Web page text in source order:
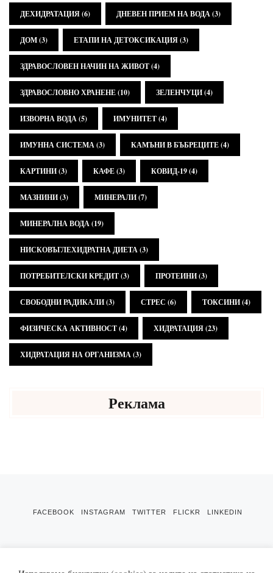
ДЕХИДРАТАЦИЯ(6) ДНЕВЕН ПРИЕМ НА ВОДА(3)
ДОМ(3) ЕТАПИ НА ДЕТОКСИКАЦИЯ(3)
ЗДРАВОСЛОВЕН НАЧИН НА ЖИВОТ(4)
ЗДРАВОСЛОВНО ХРАНЕНЕ(10) ЗЕЛЕНЧУЦИ(4)
ИЗВОРНА ВОДА(5) ИМУНИТЕТ(4)
ИМУННА СИСТЕМА(3) КАМЪНИ В БЪБРЕЦИТЕ(4)
КАРТИНИ(3) КАФЕ(3) КОВИД-19(4)
МАЗНИНИ(3) МИНЕРАЛИ(7)
МИНЕРАЛНА ВОДА(19)
НИСКОВЪГЛЕХИДРАТНА ДИЕТА(3)
ПОТРЕБИТЕЛСКИ КРЕДИТ(3) ПРОТЕИНИ(3)
СВОБОДНИ РАДИКАЛИ(3) СТРЕС (6) ТОКСИНИ(4)
ФИЗИЧЕСКА АКТИВНОСТ(4) ХИДРАТАЦИЯ(23)
ХИДРАТАЦИЯ НА ОРГАНИЗМА(3)
Реклама
FACEBOOK INSTAGRAM TWITTER FLICKR LINKEDIN